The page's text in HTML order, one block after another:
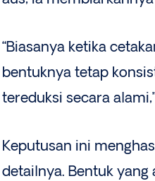
“Biasanya ketika
bentuknya tetap
tereduksi secara
Keputusan ini
detailnya. Bentuk